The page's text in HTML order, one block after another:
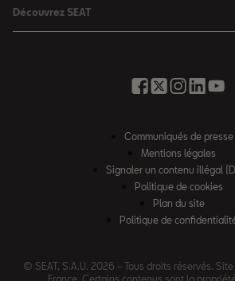
Leon Sportstourer
Ateca
Nos SEAT neuves en stock
Services en ligne SEAT CONNECT
Rappel des airbags Takata
Contrat d'entretien SEAT
Nos offres entretien
Découvrez SEAT
Glossaire des termes auto
Règlement européen sur les données
Communiqués de presse
Mentions légales
Signaler un contenu illégal
Politique de cookies
Plan du site
Politique de
© SEAT, S.A.U. 2026 – Tous droits réservés.
France. Certains contenus sont la